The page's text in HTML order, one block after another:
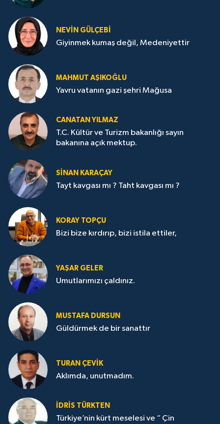
NEVİN GÜLÇEBİ
Giyinmek kumaş değil, Medeniyettir
MAHMUT AŞIKOĞLU
Yavru vatanın gazi şehri Mağusa
CANATAN YILMAZ
T.C. Kültür ve Turizm bakanlığı sayın
bakanına açık mektup.
SİNAN KARAÇAY
Tayt kavgası mı ? Taht kavgası mı ?
KORAY TOPÇU
Bizi bize kırdırıp, bizi istila ettiler,
YAŞAR GELER
Umutlarımızı çaldınız.
MUSTAFA DURSUN
Güldürmek de bir sanattır
TURAN ÇEVİK
Aklımda, unutmadım.
İDRİS TÜRKTEN
Türkiye’nin kürt meselesi ve “ Çin